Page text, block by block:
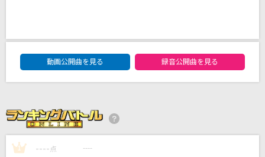
絢香
[生音]マリーゴールド
いらないもの
DAM★ともボーカルエントリーランキング
動画公開曲を見る
録音公開曲を見る
1 ---- 点 ----